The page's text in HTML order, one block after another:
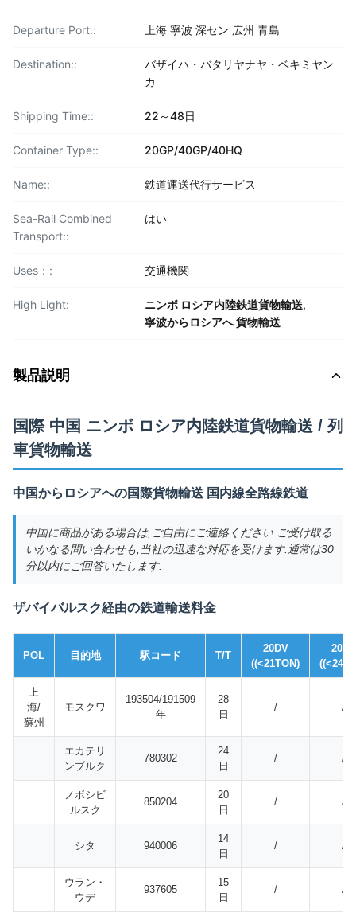
Departure Port:: 上海 寧波 深セン 広州 青島
Destination::
バザイハ・バタリヤナヤ・ベキミヤン
カ
Shipping Time:: 22～48日
Container Type:: 20GP/40GP/40HQ
Name:: 鉄道運送代行サービス
Sea-Rail Combined
Transport::
はい
Uses：: 交通機関
High Light: ニンボ ロシア内陸鉄道貨物輸送,
寧波からロシアへ 貨物輸送
製品説明
国際 中国 ニンボ ロシア内陸鉄道貨物輸送 / 列
車貨物輸送
中国からロシアへの国際貨物輸送 国内線全路線鉄道
中国に商品がある場合は,ご自由にご連絡ください.ご受け取る
いかなる問い合わせも,当社の迅速な対応を受けます.通常は30
分以内にご回答いたします.
ザバイバルスク経由の鉄道輸送料金
POL 目的地 駅コード T/T
20DV
((<21TON)
20DV
上
海/
蘇州
モスクワ
193504/191509
年
28
日
/ /
エカテリ
ンブルク
780302
24
日
/ /
ノボシビ
ルスク
850204
20
日
/ /
シタ 940006
14
日
/ /
ウラン・
ウデ
937605
15
日
/ /